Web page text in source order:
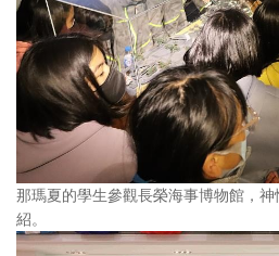
那瑪夏的學生參觀長榮海事博物館，
紹。